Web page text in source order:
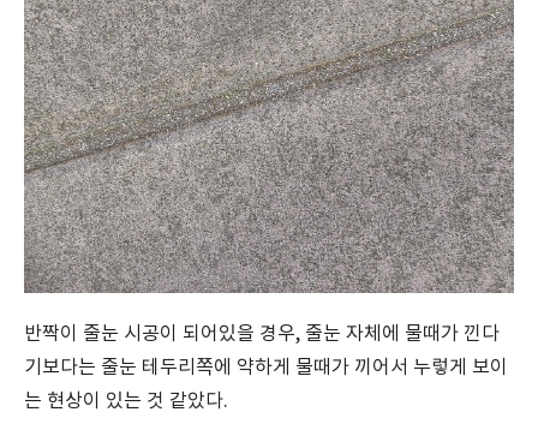
반짝이 줄눈 시공이 되어있을 경우, 줄눈 자체에 물때가 낀다
기보다는 줄눈 테두리쪽에 약하게 물때가 끼어서 누렇게 보이
는 현상이 있는 것 같았다.